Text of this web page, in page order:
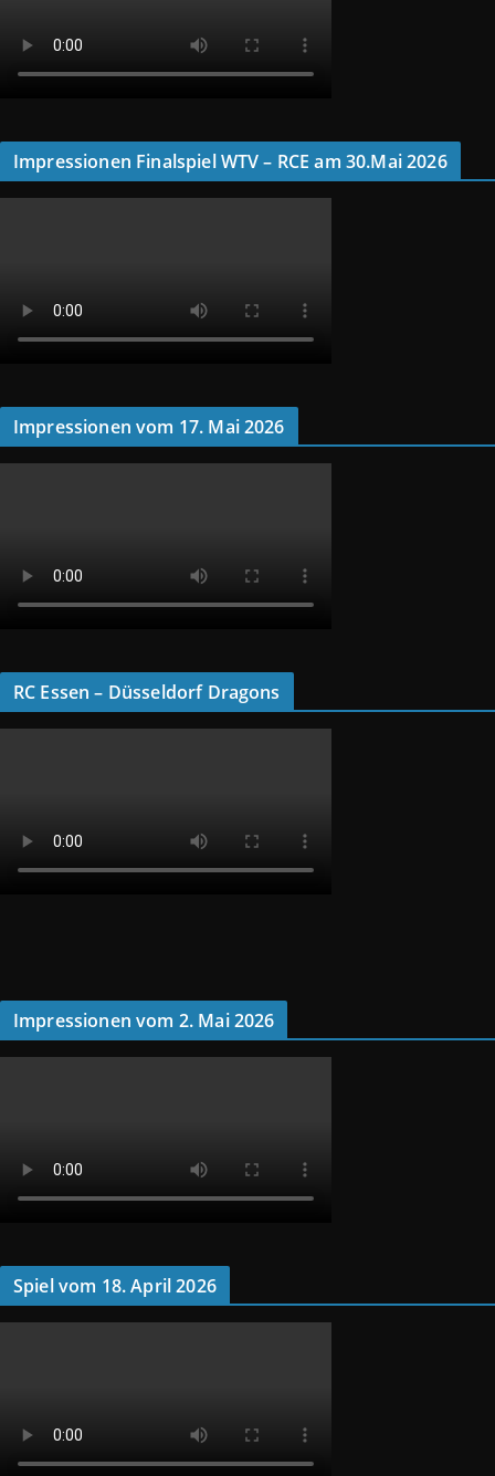
Impressionen Finalspiel WTV – RCE am 30.Mai 2026
Impressionen vom 17. Mai 2026
RC Essen – Düsseldorf Dragons
Impressionen vom 2. Mai 2026
Spiel vom 18. April 2026